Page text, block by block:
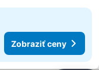
Zobraziť ceny